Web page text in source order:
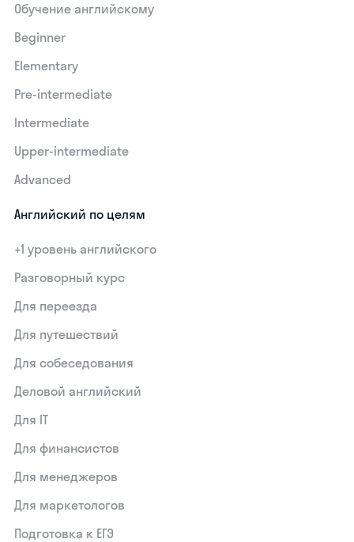
Обучение английскому
Beginner
Elementary
Pre-intermediate
Intermediate
Upper-intermediate
Advanced
Английский по целям
+1 уровень английского
Разговорный курс
Для переезда
Для путешествий
Для собеседования
Деловой английский
Для IT
Для финансистов
Для менеджеров
Для маркетологов
Подготовка к ЕГЭ